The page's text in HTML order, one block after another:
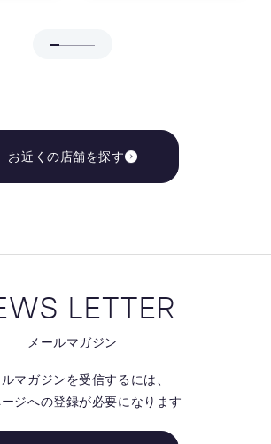
お近くの店舗を探す
LETTER
メールマガジン
マガジンを受信するには、
ジへの登録が必要になります